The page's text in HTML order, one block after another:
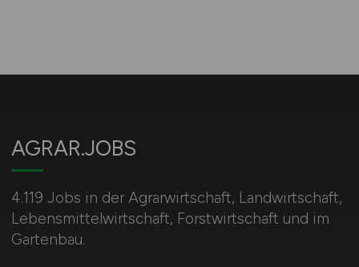
AGRAR.JOBS
4.119 Jobs in der Agrarwirtschaft, Landwirtschaft,
Lebensmittelwirtschaft, Forstwirtschaft und im
Gartenbau.